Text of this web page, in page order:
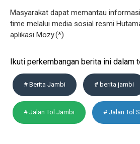
Masyarakat dapat memantau
time melalui media sosial resmi
aplikasi Mozy.(*)
Ikuti perkembangan berita ini dalam
# Berita Jambi # berita jambi
# Jalan Tol Jambi # Jalan Tol